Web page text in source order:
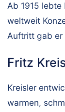
Ab 1915 lebte
weltweit
Auftritt gab er
Fritz
Kreisler
warmen,